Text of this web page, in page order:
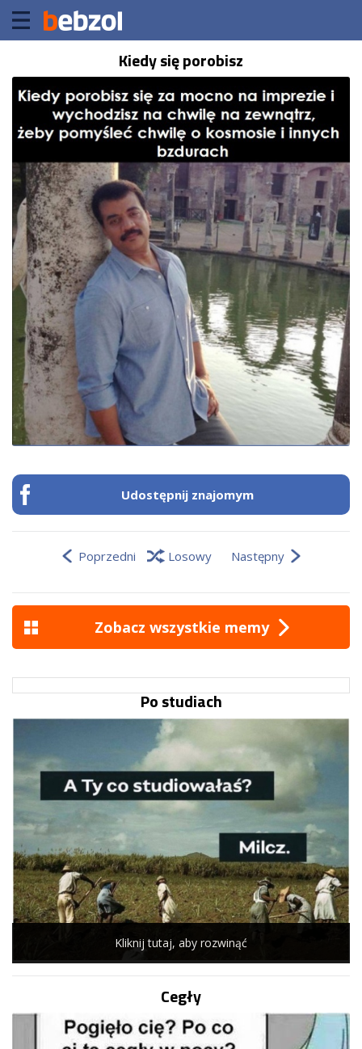
Kiedy się porobisz
Udostępnij znajomym
Poprzedni Losowy Następny
Zobacz wszystkie memy
Po studiach
Kliknij tutaj, aby rozwinąć
Cegły